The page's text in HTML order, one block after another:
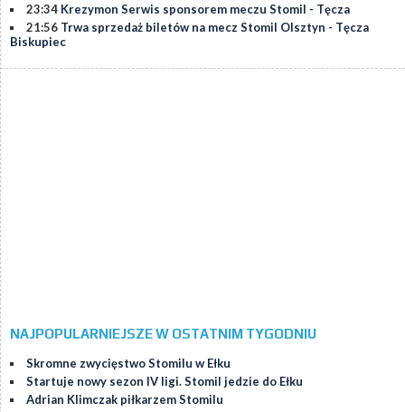
23:34 Krezymon Serwis sponsorem meczu Stomil - Tęcza
21:56 Trwa sprzedaż biletów na mecz Stomil Olsztyn - Tęcza
Biskupiec
NAJPOPULARNIEJSZE W OSTATNIM TYGODNIU
Skromne zwycięstwo Stomilu w Ełku
Startuje nowy sezon IV ligi. Stomil jedzie do Ełku
Adrian Klimczak piłkarzem Stomilu